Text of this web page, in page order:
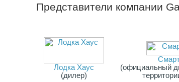
Представители компании
Лодка Хаус
(дилер)
(официальный